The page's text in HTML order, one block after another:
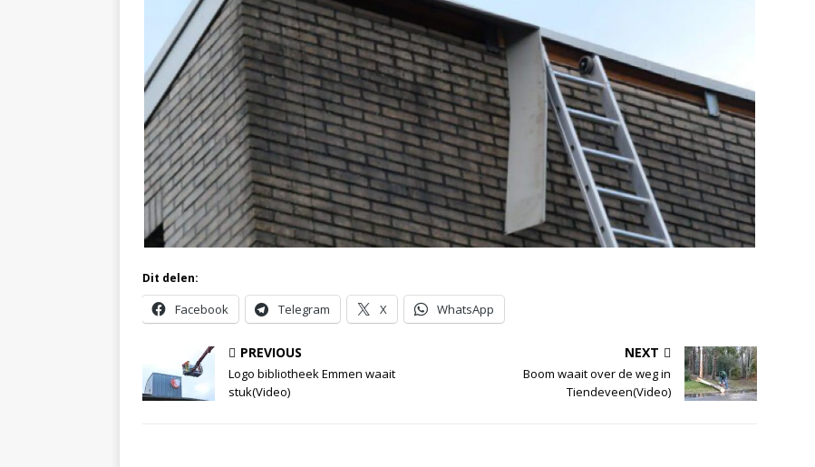
Dit delen:
Facebook Telegram X WhatsApp
PREVIOUS
Logo bibliotheek Emmen waait
stuk(Video)
NEXT
Boom waait over de weg in
Tiendeveen(Video)